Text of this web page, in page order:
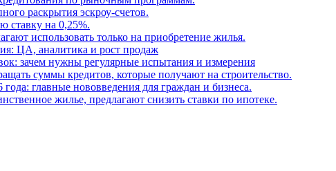
раскрытия эскроу-счетов.
ставку на 0,25%.
использовать только на приобретение жилья.
ЦА, аналитика и рост продаж
зачем нужны регулярные испытания и измерения
суммы кредитов, которые получают на строительство.
главные нововведения для граждан и бизнеса.
жилье, предлагают снизить ставки по ипотеке.